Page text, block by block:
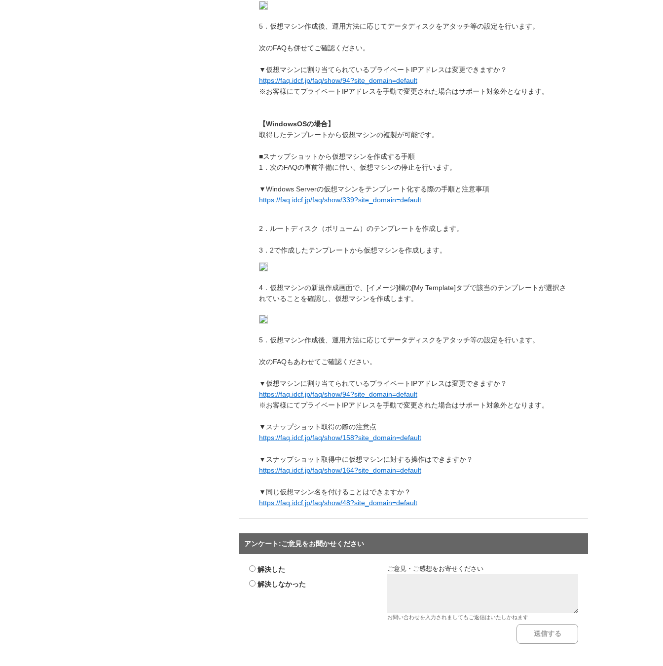
5．仮想マシン作成後、運用方法に応じてデータディスクをアタッチ等の設定を行います。
次のFAQも併せてご確認ください。
▼仮想マシンに割り当てられているプライベートIPアドレスは変更できますか？
https://faq.idcf.jp/faq/show/94?site_domain=default
※お客様にてプライベートIPアドレスを手動で変更された場合はサポート対象外となります。
【WindowsOSの場合】
取得したテンプレートから仮想マシンの複製が可能です。
■スナップショットから仮想マシンを作成する手順
1．次のFAQの事前準備に伴い、仮想マシンの停止を行います。
▼Windows Serverの仮想マシンをテンプレート化する際の手順と注意事項
https://faq.idcf.jp/faq/show/339?site_domain=default
2．ルートディスク（ボリューム）のテンプレートを作成します。
3．2で作成したテンプレートから仮想マシンを作成します。
4．仮想マシンの新規作成画面で、[イメージ]欄の[My Template]タブで該当のテンプレートが選択さ
れていることを確認し、仮想マシンを作成します。
5．仮想マシン作成後、運用方法に応じてデータディスクをアタッチ等の設定を行います。
次のFAQもあわせてご確認ください。
▼仮想マシンに割り当てられているプライベートIPアドレスは変更できますか？
https://faq.idcf.jp/faq/show/94?site_domain=default
※お客様にてプライベートIPアドレスを手動で変更された場合はサポート対象外となります。
▼スナップショット取得の際の注意点
https://faq.idcf.jp/faq/show/158?site_domain=default
▼スナップショット取得中に仮想マシンに対する操作はできますか？
https://faq.idcf.jp/faq/show/164?site_domain=default
▼同じ仮想マシン名を付けることはできますか？
https://faq.idcf.jp/faq/show/48?site_domain=default
アンケート:ご意見をお聞かせください
解決した
解決しなかった
ご意見・ご感想をお寄せください
お問い合わせを入力されましてもご返信はいたしかねます